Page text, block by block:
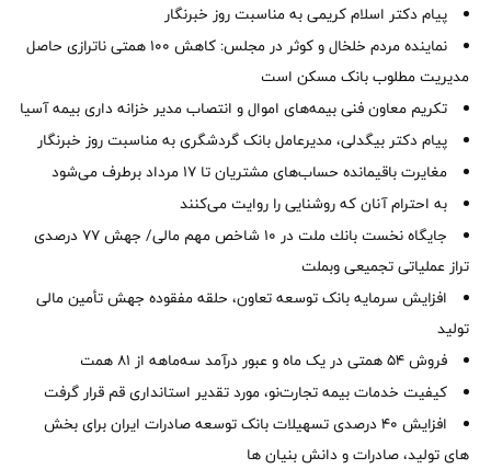
پیام دکتر اسلام کریمی به مناسبت روز خبرنگار
نماینده مردم خلخال و کوثر در مجلس: کاهش ۱۰۰ همتی ناترازی حاصل
مدیریت مطلوب بانک مسکن است
تکریم معاون فنی بیمه‌های اموال و انتصاب مدیر خزانه داری بیمه آسیا
پیام دکتر بیگدلی، مدیرعامل بانک گردشگری به مناسبت روز خبرنگار
مغایرت‌ باقیمانده حساب‌های مشتریان تا ۱۷ مرداد برطرف می‌شود
به احترام آنان که روشنایی را روایت می‌کنند
جایگاه نخست بانك ملت در 10 شاخص مهم مالی/ جهش 77 درصدی
تراز عملیاتی تجمیعی وبملت
افزایش سرمایه بانک توسعه تعاون، حلقه مفقوده جهش تأمین مالی
تولید
فروش 54 همتی در یک ماه و عبور درآمد سه‌ماهه از 81 همت
کیفیت خدمات بیمه تجارت‌نو، مورد تقدیر استانداری قم قرار گرفت
افزایش 40 درصدی تسهیلات بانک توسعه صادرات ایران برای بخش
های تولید، صادرات و دانش بنیان ها